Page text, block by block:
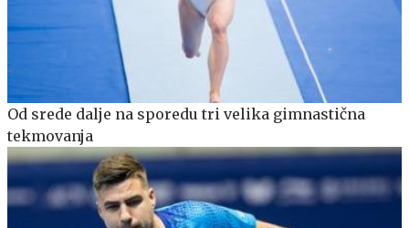
Od srede dalje na sporedu tri velika gimnastična
tekmovanja